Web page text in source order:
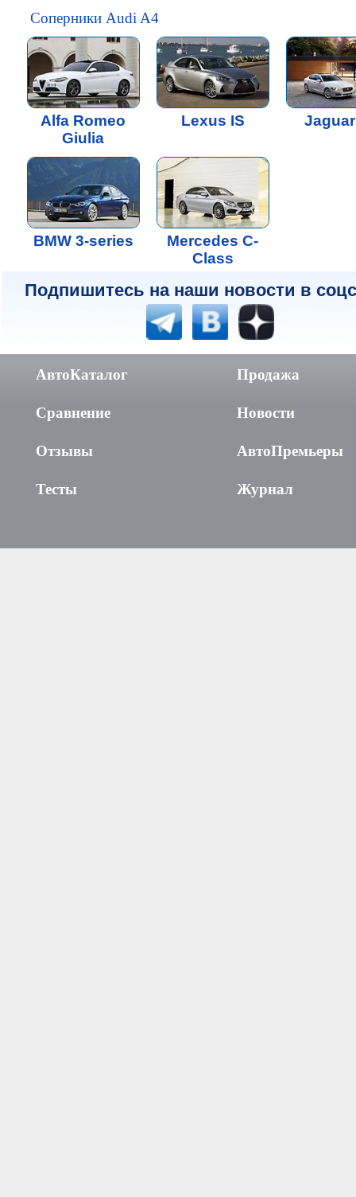
Соперники Audi A4
Alfa Romeo
Giulia
Lexus IS
BMW 3-series
Mercedes C-
Class
Подпишитесь на наши новости в
АвтоКаталог
Сравнение
Отзывы
Тесты
Продажа
Новости
АвтоПремьеры
Журнал